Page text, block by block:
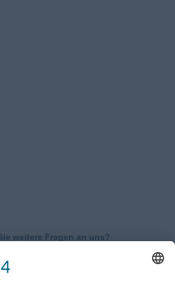
weitere Fragen an uns?
Sie mit uns
auf und erhalten